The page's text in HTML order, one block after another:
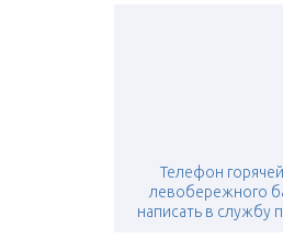
Телефон
левобережного
написать в службу